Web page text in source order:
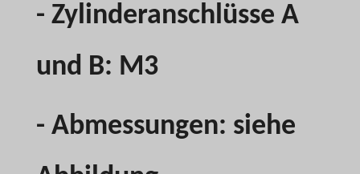
- Zylinderanschlüsse A
und B: M3
- Abmessungen: siehe